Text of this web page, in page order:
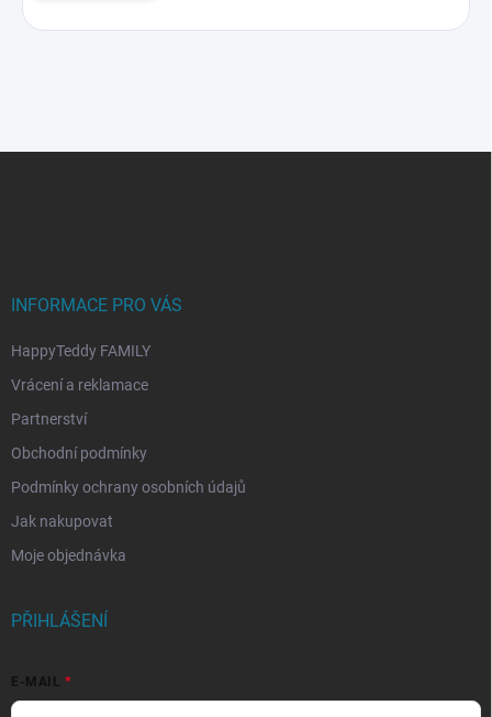
INFORMACE PRO VÁS
HappyTeddy FAMILY
Vrácení a reklamace
Partnerství
Obchodní podmínky
Podmínky ochrany osobních údajů
Jak nakupovat
Moje objednávka
PŘIHLÁŠENÍ
E-MAIL